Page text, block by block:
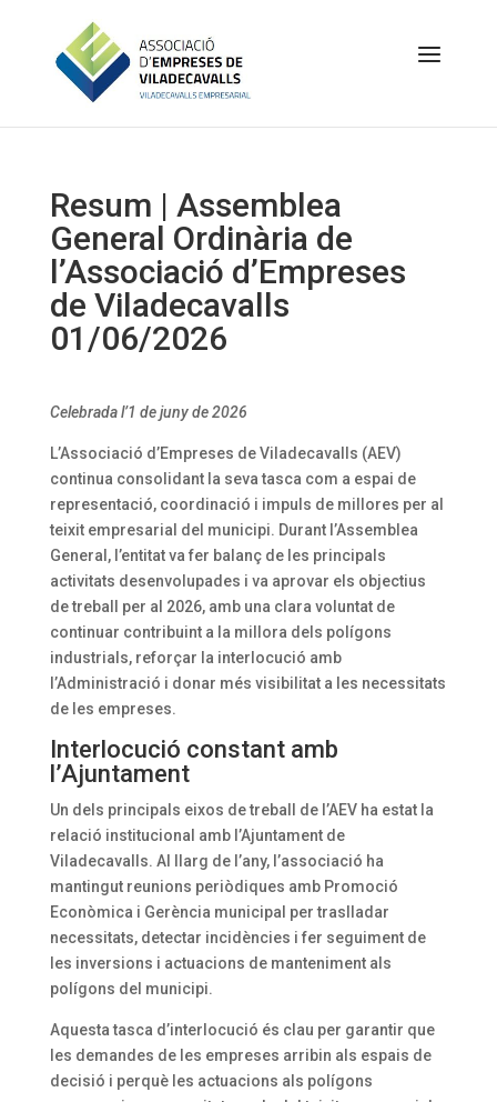
Resum | Assemblea
General Ordinària de
l’Associació d’Empreses
de Viladecavalls
01/06/2026
Celebrada l’1 de juny de 2026
L’Associació d’Empreses de Viladecavalls (AEV)
continua consolidant la seva tasca com a espai de
representació, coordinació i impuls de millores per al
teixit empresarial del municipi. Durant l’Assemblea
General, l’entitat va fer balanç de les principals
activitats desenvolupades i va aprovar els objectius
de treball per al 2026, amb una clara voluntat de
continuar contribuint a la millora dels polígons
industrials, reforçar la interlocució amb
l’Administració i donar més visibilitat a les necessitats
de les empreses.
Interlocució constant amb
l’Ajuntament
Un dels principals eixos de treball de l’AEV ha estat la
relació institucional amb l’Ajuntament de
Viladecavalls. Al llarg de l’any, l’associació ha
mantingut reunions periòdiques amb Promoció
Econòmica i Gerència municipal per traslladar
necessitats, detectar incidències i fer seguiment de
les inversions i actuacions de manteniment als
polígons del municipi.
Aquesta tasca d’interlocució és clau per garantir que
les demandes de les empreses arribin als espais de
decisió i perquè les actuacions als polígons